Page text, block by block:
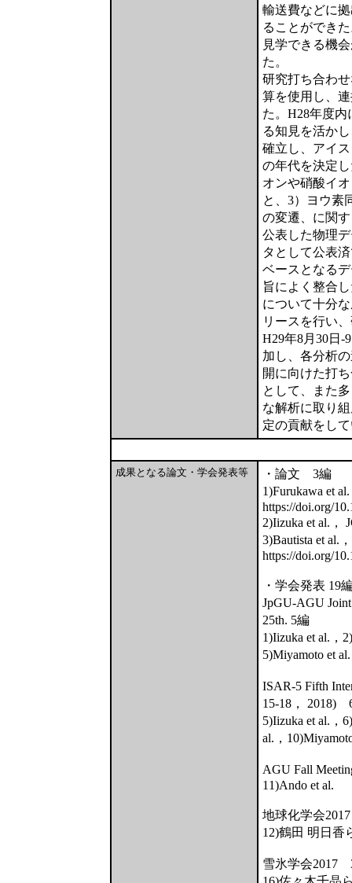
輸送費などに
ることができ
見学できる機
た。
研究打ち合わ
算を使用し、
た。H28年度
る知見を活か
確立し、アイ
の年代を決定
オンや硝酸イ
と、3）ヨウ素
の変遷、に関
公表した物理
タとして公表
ベースとなる
旨によく整合
について十分
リースを行い
H29年8月30日-
加し、各分析
開に向けた打
として、また
な解析に取り
定の貢献をし
成果となる論文・学会発表等
・論文 3編
1)Furukawa et
https://doi.org/
2)Iizuka et al.，
3)Bautista et al.
https://doi.org/
・学会発表 19
JpGU-AGU
25th. 5編
1)Iizuka et al.，
5)Miyamoto et
ISAR-5 Fifth
15-18， 2018)
5)Iizuka et al.，
al.，
AGU Fall
11)Ando et al.
地球化学会
12)鶴田 明日香
雪氷学会2017